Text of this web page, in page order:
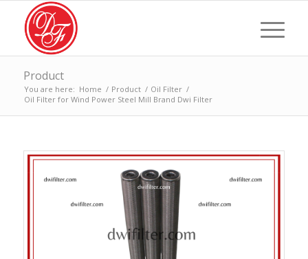
Product
You are here: Home / Product / Oil Filter /
Oil Filter for Wind Power Steel Mill Brand Dwi Filter